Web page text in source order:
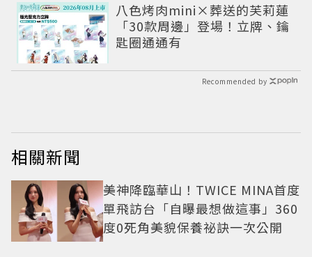
八色烤肉mini×葬送的芙莉蓮
「30款周邊」登場！立牌、鑰
匙圈通通有
Recommended by
相關新聞
美神降臨華山！TWICE MINA首度
單飛訪台「自曝最想做這事」360
度0死角美貌保養祕訣一次公開